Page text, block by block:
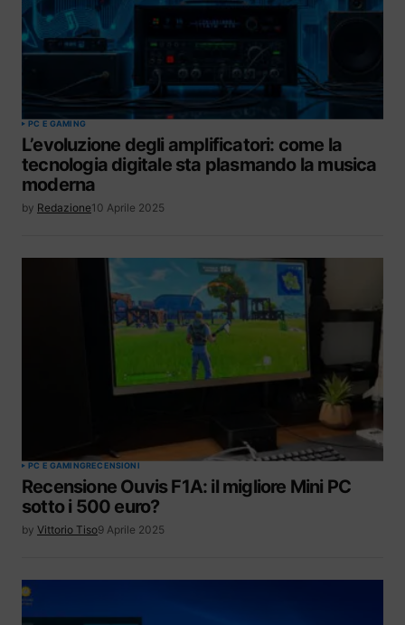
PC E GAMING
L’evoluzione degli amplificatori: come la
tecnologia digitale sta plasmando la musica
moderna
by Redazione10 Aprile 2025
PC E GAMINGRECENSIONI
Recensione Ouvis F1A: il migliore Mini PC
sotto i 500 euro?
by Vittorio Tiso9 Aprile 2025